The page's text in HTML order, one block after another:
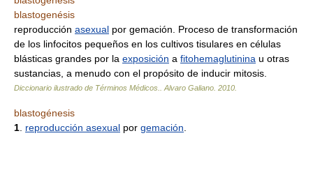
blastogenésis
reproducción asexual por gemación. Proceso de transformación
de los linfocitos pequeños en los cultivos tisulares en células
blásticas grandes por la exposición a fitohemaglutinina u otras
sustancias, a menudo con el propósito de inducir mitosis.
Diccionario ilustrado de Términos Médicos. Alvaro Galiano 2010
blastogénesis
1 reproducción asexual por gemación